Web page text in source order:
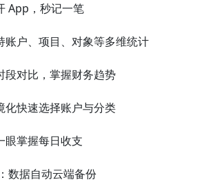
App，秒记一笔
账户、项目、对象等多维统计
段对比，掌握财务趋势
化快速选择账户与分类
眼掌握每日收支
数据自动云端备份